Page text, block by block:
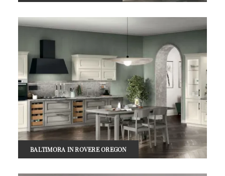
BALTIMORA IN ROVERE OREGON